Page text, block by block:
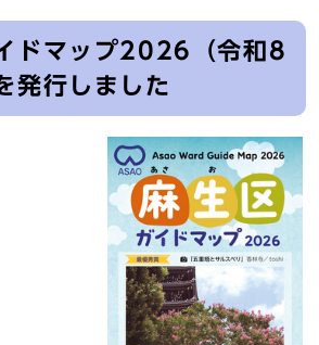
ドマップ2026（令和8
発行しました